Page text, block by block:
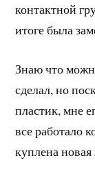
контактной
итоге была
Знаю что
сделал, но
пластик, мне
все работало
куплена